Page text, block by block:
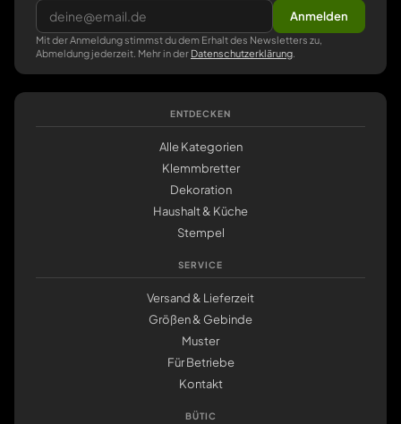
Anmelden
Mit der Anmeldung stimmst du dem Erhalt des Newsletters zu,
Abmeldung jederzeit. Mehr in der Datenschutzerklärung
ENTDECKEN
Alle Kategorien
Klemmbretter
Dekoration
Haushalt & Küche
Stempel
SERVICE
Versand & Lieferzeit
Größen & Gebinde
Muster
Für Betriebe
Kontakt
BÜTIC